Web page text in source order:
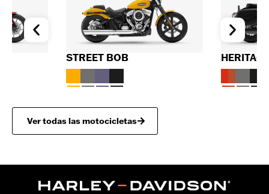
STREET BOB
Ver todas las motocicletas